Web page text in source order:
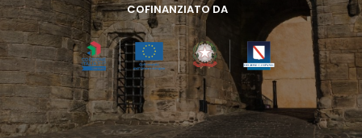
COFINANZIATO DA